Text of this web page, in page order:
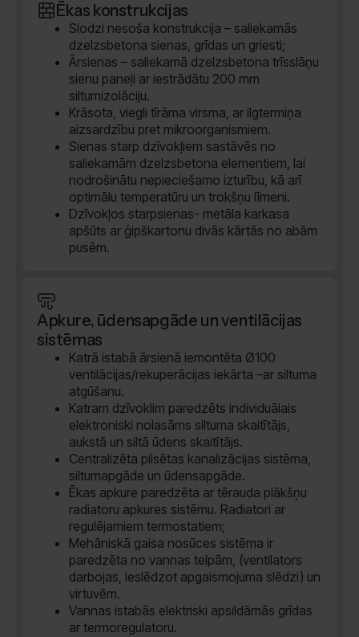
Ēkas konstrukcijas
Slodzi nesoša konstrukcija – saliekamās
dzelzsbetona sienas, grīdas un griesti;
Ārsienas – saliekamā dzelzsbetona trīsslāņu
sienu paneļi ar iestrādātu 200 mm
siltumizolāciju.
Krāsota, viegli tīrāma virsma, ar ilgtermiņa
aizsardzību pret mikroorganismiem.
Sienas starp dzīvokļiem sastāvēs no
saliekamām dzelzsbetona elementiem, lai
nodrošinātu nepieciešamo izturību, kā arī
optimālu temperatūru un trokšņu līmeni.
Dzīvokļos starpsienas- metāla karkasa
apšūts ar ģipškartonu divās kārtās no abām
pusēm.
Apkure, ūdensapgāde un ventilācijas
sistēmas
Katrā istabā ārsienā iemontēta Ø100
ventilācijas/rekuperācijas iekārta –ar siltuma
atgūšanu.
Katram dzīvoklim paredzēts individuālais
elektroniski nolasāms siltuma skaitītājs,
aukstā un siltā ūdens skaitītājs.
Centralizēta pilsētas kanalizācijas sistēma,
siltumapgāde un ūdensapgāde.
Ēkas apkure paredzēta ar tērauda plākšņu
radiatoru apkures sistēmu. Radiatori ar
regulējamiem termostatiem;
Mehāniskā gaisa nosūces sistēma ir
paredzēta no vannas telpām, (ventilators
darbojas, ieslēdzot apgaismojuma slēdzi) un
virtuvēm.
Vannas istabās elektriski apsildāmās grīdas
ar termoregulatoru.